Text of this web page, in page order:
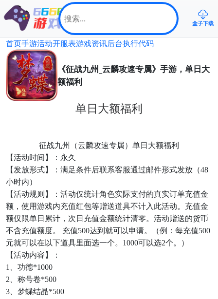
盒子下载
首页手游活动开服表游戏资讯后台执行代码
《征战九州_云麟攻速专属》手游，单日大
额福利
单日大额福利
征战九州（云麟攻速专属）单日大额福利
【活动时间】：永久
【发放形式】：满足条件后联系客服通过邮件形式发放（48
小时内）
【活动规则】：活动仅统计角色实际支付的真实订单充值金
额，使用游戏内充值红包等赠送道具不计入此活动。充值金
额仅限单日累计，次日充值金额统计清零。活动赠送的货币
不含充值额度。 充值500达到就可以申请。（例：每充值500
元就可以在以下道具里面选一个。1000可以选2个。）
【活动内容】：
1、功德*1000
2、称号卷*500
3、梦蝶结晶*500